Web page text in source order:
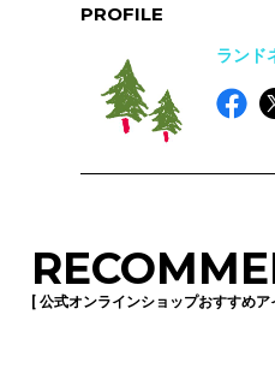
PROFILE
ランド
[ 公式オンラインショップおすすめア